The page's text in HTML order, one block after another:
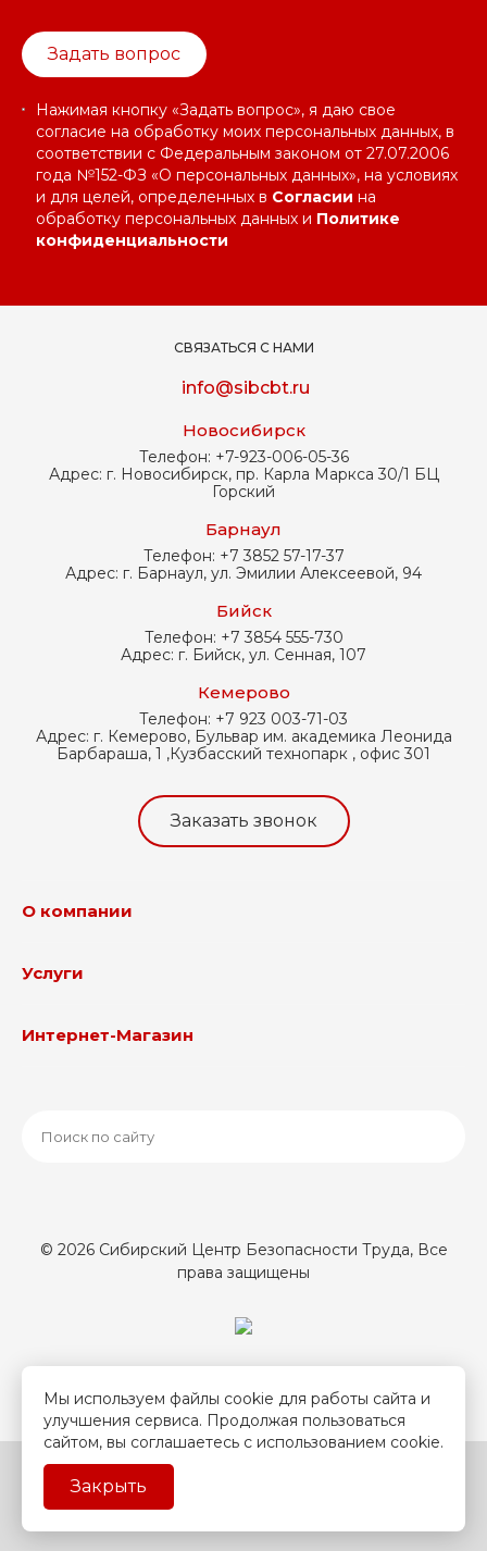
Задать вопрос
Нажимая кнопку «Задать вопрос», я даю свое
согласие на обработку моих персональных данных, в
соответствии с Федеральным законом от 27.07.2006
года №152-ФЗ «О персональных данных», на условиях
и для целей, определенных в Согласии на
обработку персональных данных и Политике
конфиденциальности
СВЯЗАТЬСЯ С НАМИ
info@sibcbt.ru
Новосибирск
Телефон: +7-923-006-05-36
Адрес: г. Новосибирск, пр. Карла Маркса 30/1 БЦ
Горский
Барнаул
Телефон: +7 3852 57-17-37
Адрес: г. Барнаул, ул. Эмилии Алексеевой, 94
Бийск
Телефон: +7 3854 555-730
Адрес: г. Бийск, ул. Сенная, 107
Кемерово
Телефон: +7 923 003-71-03
Адрес: г. Кемерово, Бульвар им. академика Леонида
Барбараша, 1 ,Кузбасский технопарк , офис 301
Заказать звонок
О компании
Услуги
Интернет-Магазин
© 2026 Сибирский Центр Безопасности Труда, Все
права защищены
Публичная
оферта
Описание
процесса
Мы используем файлы cookie для работы сайта и
улучшения сервиса. Продолжая пользоваться
сайтом, вы соглашаетесь с использованием cookie.
Закрыть